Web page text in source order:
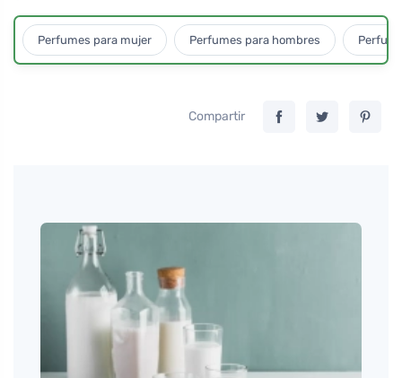
Perfumes para mujer Perfumes para hombres
Compartir